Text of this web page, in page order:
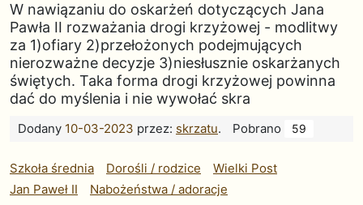
W nawiązaniu do oskarżeń dotyczących Jana
Pawła II rozważania drogi krzyżowej - modlitwy
za 1)ofiary 2)przełożonych podejmujących
nierozważne decyzje 3)niesłusznie oskarżanych
świętych. Taka forma drogi krzyżowej powinna
dać do myślenia i nie wywołać skra
Dodany 10-03-2023 przez: skrzatu. Pobrano 59
Szkoła średnia Dorośli / rodzice
Wielki Post
Jan Paweł II
Nabożeństwa / adoracje